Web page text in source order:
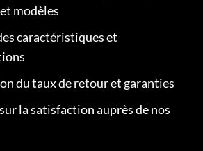
modèles
caractéristiques et
du taux de retour et garanties
la satisfaction auprès de nos